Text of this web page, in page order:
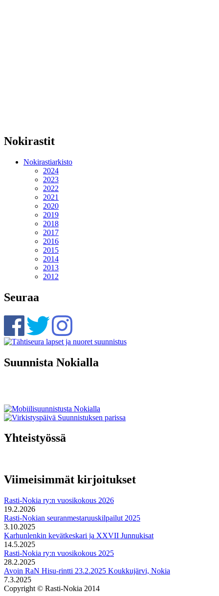
Nokirastit
Nokirastiarkisto
2024
2023
2022
2021
2020
2019
2018
2017
2016
2015
2014
2013
2012
Seuraa
Suunnista Nokialla
Yhteistyössä
Viimeisimmät kirjoitukset
Rasti-Nokia ry:n vuosikokous 2026
19.2.2026
Rasti-Nokian seuranmestaruuskilpailut 2025
3.10.2025
Karhunlenkin kevätkeskari ja XXVII Junnukisat
14.5.2025
Rasti-Nokia ry:n vuosikokous 2025
28.2.2025
Avoin RaN Hisu-rintti 23.2.2025 Koukkujärvi, Nokia
7.3.2025
Copyright © Rasti-Nokia 2014